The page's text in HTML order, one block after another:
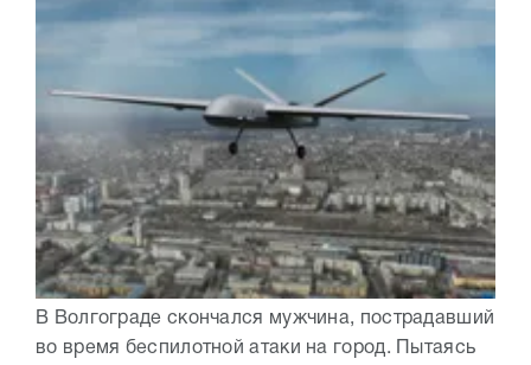
В Волгограде скончался мужчина, пострадавший
во время беспилотной атаки на город. Пытаясь